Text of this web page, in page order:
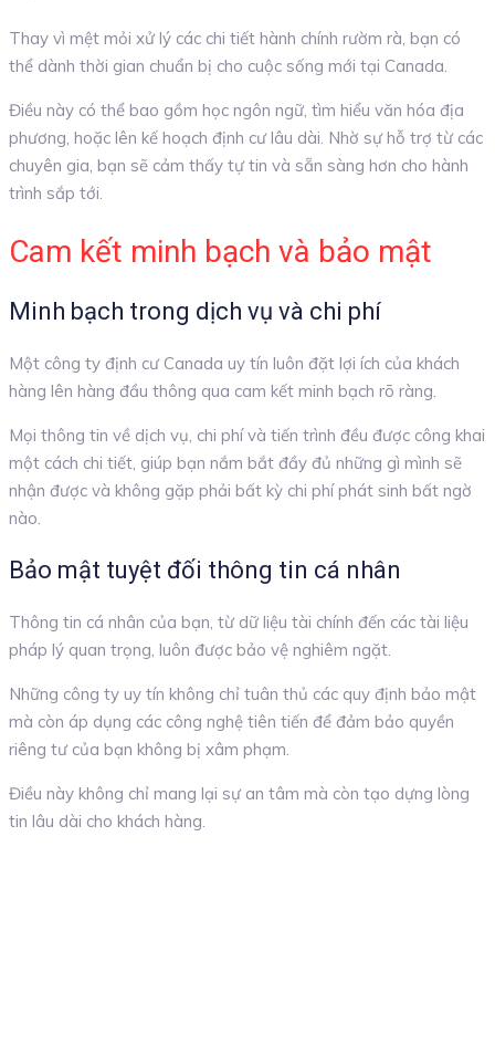
Thay vì mệt mỏi xử lý các chi tiết hành chính rườm rà, bạn có
thể dành thời gian chuẩn bị cho cuộc sống mới tại Canada.
Điều này có thể bao gồm học ngôn ngữ, tìm hiểu văn hóa địa
phương, hoặc lên kế hoạch định cư lâu dài. Nhờ sự hỗ trợ từ các
chuyên gia, bạn sẽ cảm thấy tự tin và sẵn sàng hơn cho hành
trình sắp tới.
Cam kết minh bạch và bảo mật
Minh bạch trong dịch vụ và chi phí
Một công ty định cư Canada uy tín luôn đặt lợi ích của khách
hàng lên hàng đầu thông qua cam kết minh bạch rõ ràng.
Mọi thông tin về dịch vụ, chi phí và tiến trình đều được công khai
một cách chi tiết, giúp bạn nắm bắt đầy đủ những gì mình sẽ
nhận được và không gặp phải bất kỳ chi phí phát sinh bất ngờ
nào.
Bảo mật tuyệt đối thông tin cá nhân
Thông tin cá nhân của bạn, từ dữ liệu tài chính đến các tài liệu
pháp lý quan trọng, luôn được bảo vệ nghiêm ngặt.
Những công ty uy tín không chỉ tuân thủ các quy định bảo mật
mà còn áp dụng các công nghệ tiên tiến để đảm bảo quyền
riêng tư của bạn không bị xâm phạm.
Điều này không chỉ mang lại sự an tâm mà còn tạo dựng lòng
tin lâu dài cho khách hàng.